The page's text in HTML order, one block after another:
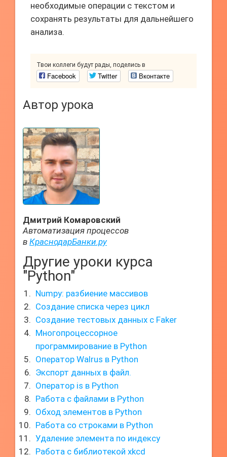
необходимые операции с текстом и
сохранять результаты для дальнейшего
анализа.
Твои коллеги будут рады, поделись в
Facebook Twitter Вконтакте
Автор урока
Дмитрий Комаровский
Автоматизация процессов
в КраснодарБанки.ру
Другие уроки курса
"Python"
Numpy: разбиение массивов
Создание списка через цикл
Создание тестовых данных с Faker
Многопроцессорное
программирование в Python
Оператор Walrus в Python
Экспорт данных в файл.
Оператор is в Python
Работа с файлами в Python
Обход элементов в Python
Работа со строками в Python
Удаление элемента по индексу
Работа с библиотекой xkcd